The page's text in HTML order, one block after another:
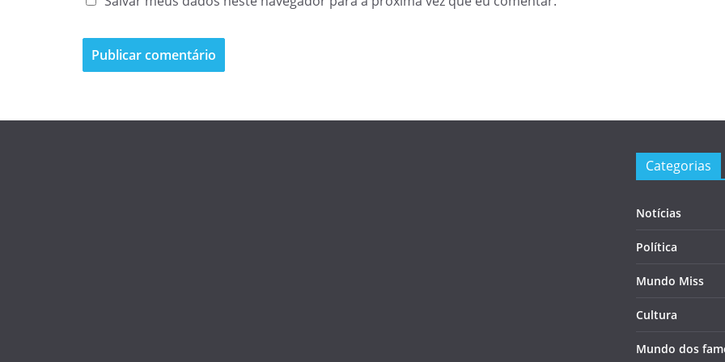
Categorias
Notícias
Política
Mundo Miss
Cultura
Mundo dos